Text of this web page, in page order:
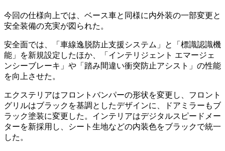
今回の仕様向上では、ベース車と同様に内外装の一部変更と
安全装備の充実が図られた。
安全面では、「車線逸脱防止支援システム」と「標識認識機
能」を新規設定したほか、「インテリジェント エマージェ
ンシーブレーキ」や「踏み間違い衝突防止アシスト」の性能
を向上させた。
エクステリアはフロントバンパーの形状を変更し、フロント
グリルはブラックを基調としたデザインに、ドアミラーもブ
ラック塗装に変更した。インテリアはデジタルスピードメー
ターを新採用し、シート生地などの内装色をブラックで統一
した。